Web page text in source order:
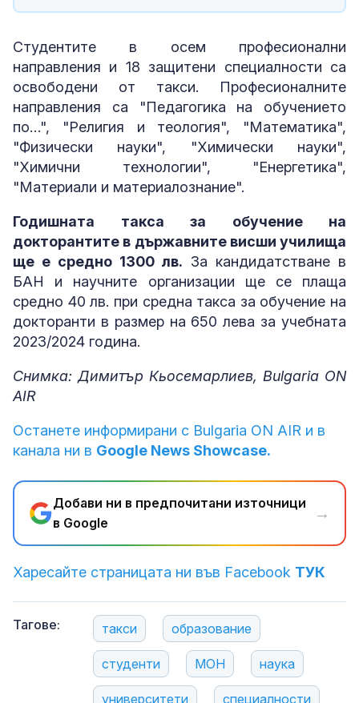
Студентите в осем професионални
направления и 18 защитени специалности са
освободени от такси. Професионалните
направления са "Педагогика на обучението
по…", "Религия и теология", "Математика",
"Физически науки", "Химически науки",
"Химични технологии", "Енергетика",
"Материали и материалознание".
Годишната такса за обучение на
докторантите в държавните висши училища
ще е средно 1300 лв. За кандидатстване в
БАН и научните организации ще се плаща
средно 40 лв. при средна такса за обучение на
докторанти в размер на 650 лева за учебната
2023/2024 година.
Снимка: Димитър Кьосемарлиев, Bulgaria ON
AIR
Останете информирани с Bulgaria ON AIR и в
канала ни в Google News Showcase.
Добави ни в предпочитани източници
в Google
→
Харесайте страницата ни във Facebook ТУК
Тагове: такси образование
студенти МОН наука
университети специалности